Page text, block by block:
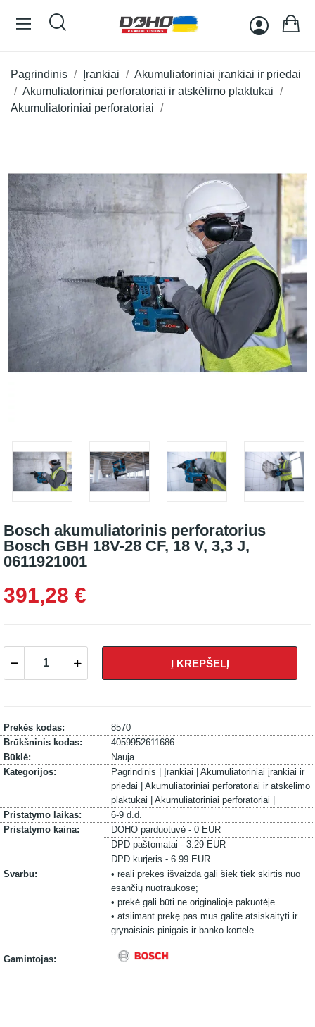
Pagrindinis Įrankiai
Akumuliatoriniai įrankiai ir priedai
Akumuliatoriniai perforatoriai ir atskėlimo plaktukai
Akumuliatoriniai perforatoriai
Bosch akumuliatorinis perforatorius
Bosch GBH 18V-28 CF, 18 V, 3,3 J,
0611921001
391,28 €
Į KREPŠELĮ
Prekės kodas:
8570
Brūkšninis kodas:
4059952611686
Būklė:
Nauja
Kategorijos:
Pagrindinis | Įrankiai | Akumuliatoriniai įrankiai ir
priedai | Akumuliatoriniai perforatoriai ir atskėlimo
plaktukai | Akumuliatoriniai perforatoriai |
Pristatymo laikas:
6-9 d.d.
Pristatymo kaina:
DOHO parduotuvė - 0 EUR
DPD paštomatai - 3.29 EUR
DPD kurjeris - 6.99 EUR
Svarbu:
• reali prekės išvaizda gali šiek tiek skirtis nuo
esančių nuotraukose;
• prekė gali būti ne originalioje pakuotėje.
• atsiimant prekę pas mus galite atsiskaityti ir
grynaisiais pinigais ir banko kortele.
Gamintojas: